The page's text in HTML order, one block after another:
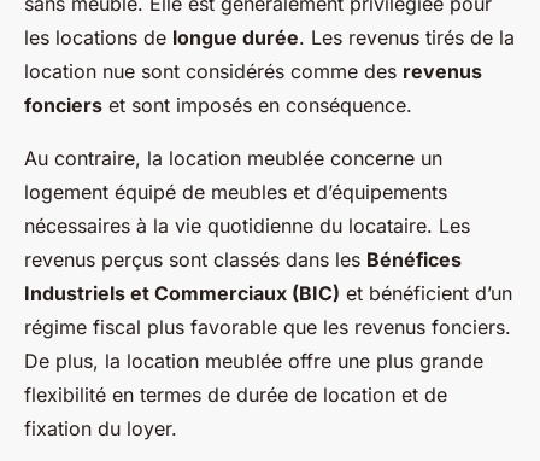
les locations de longue durée. Les revenus tirés de la
location nue sont considérés comme des revenus
fonciers et sont imposés en conséquence.
Au contraire, la location meublée concerne un
logement équipé de meubles et d’équipements
nécessaires à la vie quotidienne du locataire. Les
revenus perçus sont classés dans les Bénéfices
Industriels et Commerciaux (BIC) et bénéficient d’un
régime fiscal plus favorable que les revenus fonciers.
De plus, la location meublée offre une plus grande
flexibilité en termes de durée de location et de
fixation du loyer.